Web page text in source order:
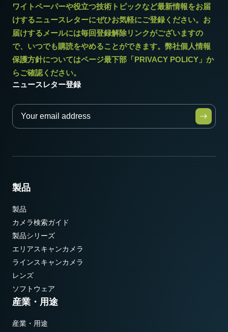
ワイトペーパーや役立つ技術トピックなど最新情報をお届
けするニュースレターにぜひお気軽にご登録ください。お
届けするメールには毎回登録解除リンクがございますの
で、いつでも購読をやめることができます。弊社個人情報
保護方針についてはページ最下部「PRIVACY POLICY」か
らご確認ください。
ニュースレター登録
製品
製品
カメラ検索ガイド
製品シリーズ
エリアスキャンカメラ
ラインスキャンカメラ
レンズ
ソフトウェア
産業・用途
産業・用途